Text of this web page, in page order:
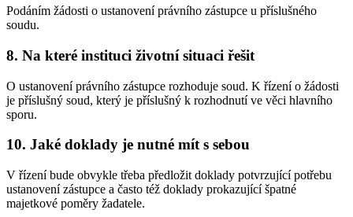
Podáním žádosti o ustanovení právního zástupce u příslušného
soudu.
8. Na které instituci životní situaci řešit
O ustanovení právního zástupce rozhoduje soud. K řízení o žádosti
je příslušný soud, který je příslušný k rozhodnutí ve věci hlavního
sporu.
10. Jaké doklady je nutné mít s sebou
V řízení bude obvykle třeba předložit doklady potvrzující potřebu
ustanovení zástupce a často též doklady prokazující špatné
majetkové poměry žadatele.